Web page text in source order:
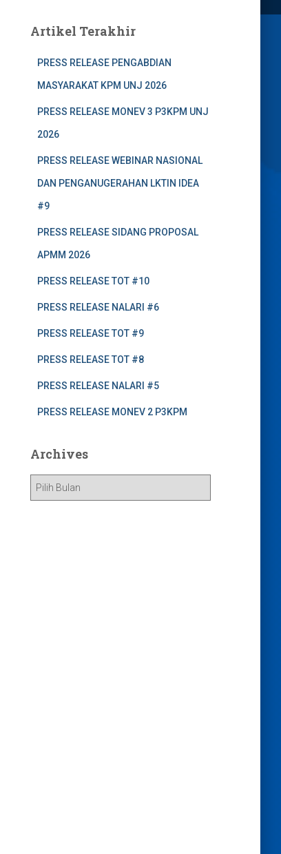
Artikel Terakhir
PRESS RELEASE PENGABDIAN
MASYARAKAT KPM UNJ 2026
PRESS RELEASE MONEV 3 P3KPM UNJ
2026
PRESS RELEASE WEBINAR NASIONAL
DAN PENGANUGERAHAN LKTIN IDEA
#9
PRESS RELEASE SIDANG PROPOSAL
APMM 2026
PRESS RELEASE TOT #10
PRESS RELEASE NALARI #6
PRESS RELEASE TOT #9
PRESS RELEASE TOT #8
PRESS RELEASE NALARI #5
PRESS RELEASE MONEV 2 P3KPM
Archives